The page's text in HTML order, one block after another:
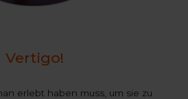
Vertigo!
erlebt haben muss, um sie zu